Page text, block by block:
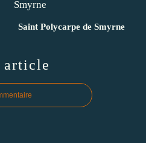
Saint Polycarpe de Smyrne
article